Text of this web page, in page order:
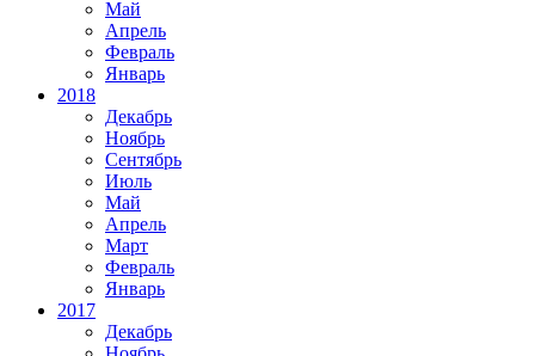
Май
Апрель
Февраль
Январь
2018
Декабрь
Ноябрь
Сентябрь
Июль
Май
Апрель
Март
Февраль
Январь
2017
Декабрь